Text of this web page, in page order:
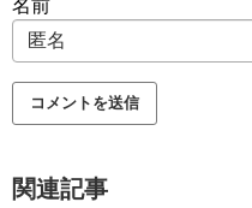
名前
関連記事